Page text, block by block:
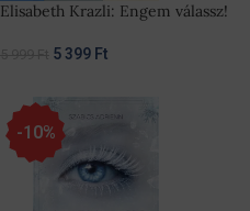
Elisabeth Krazli: Engem válassz!
5 399 Ft
-10%